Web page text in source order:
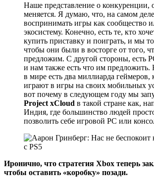
Наше представление о конкуренции,
меняется. Я думаю, что, на самом
воспринимать игры как сообщество
экосистему. Конечно, есть те, кто
купить приставку и поиграть, и мы
чтобы они были в восторге от того,
предложим. С другой стороны, есть
и нам также есть что им предложить.
в мире есть два миллиарда геймеров,
играют в игры на своих мобильных
вот почему в следующем году мы
Project xCloud в такой стране как,
Индия, где большинство людей
позволить себе игровой PC или
Иронично, что стратегия Xbox теперь
чтобы оставить «коробку» позади.